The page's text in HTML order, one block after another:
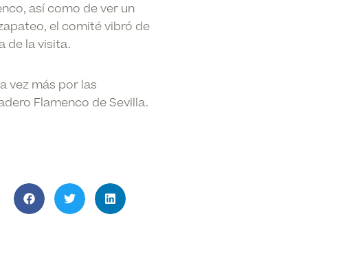
así como de ver un
el comité vibró de
de la visita.
vez más por las
Flamenco de Sevilla.